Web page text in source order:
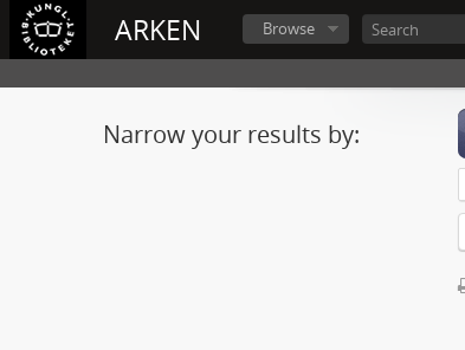
ARKEN Browse
Narrow your results by: